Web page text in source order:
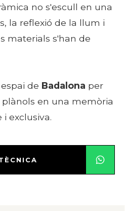
no s'escull en una
la reflexió de la llum i
materials s'han de
de Badalona per
en una memòria
exclusiva.